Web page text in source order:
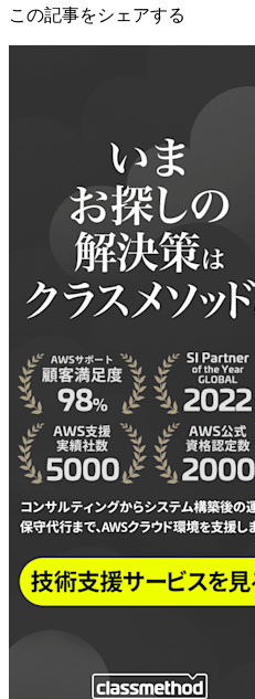
この記事をシェアする